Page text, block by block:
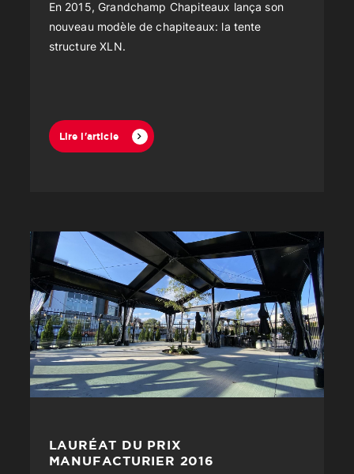
En 2015, Grandchamp Chapiteaux lança son
nouveau modèle de chapiteaux: la tente
structure XLN.
Lire l'article
LAURÉAT DU PRIX
MANUFACTURIER 2016